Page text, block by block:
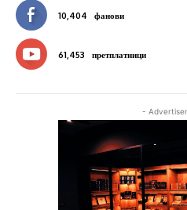
10,404 фанови
61,453 претплатници
-